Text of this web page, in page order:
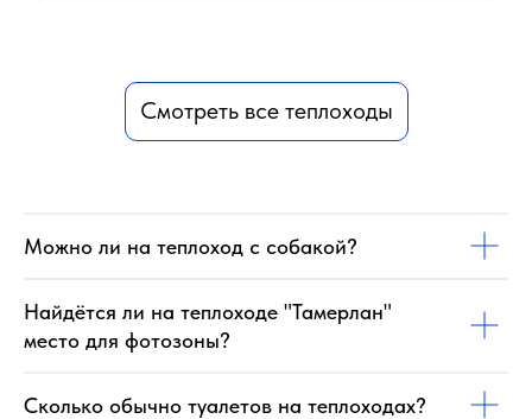
Смотреть все теплоходы
Можно ли на теплоход с собакой?
Найдётся ли на теплоходе "Тамерлан"
место для фотозоны?
Сколько обычно туалетов на теплоходах?